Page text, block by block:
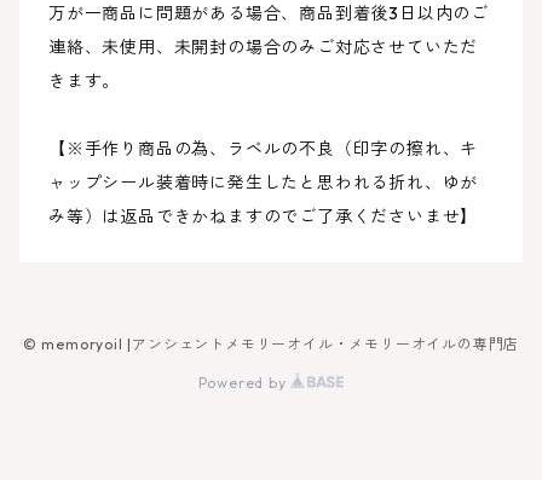
万が一商品に問題がある場合、商品到着後3日以内のご
連絡、未使用、未開封の場合のみご対応させていただ
きます。
【※手作り商品の為、ラベルの不良（印字の擦れ、キ
ャップシール装着時に発生したと思われる折れ、ゆが
み等）は返品できかねますのでご了承くださいませ】
© memoryoil |アンシェントメモリーオイル・メモリーオイルの専門店
Powered by